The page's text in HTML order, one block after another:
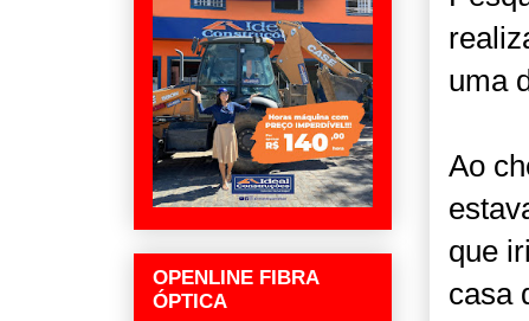
uma
Ao
que
casa
OPENLINE FIBRA
ÓPTICA